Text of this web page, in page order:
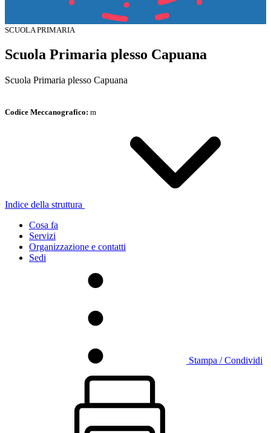
SCUOLA PRIMARIA
Scuola Primaria plesso Capuana
Scuola Primaria plesso Capuana
Codice Meccanografico: m
Indice della struttura
Cosa fa
Servizi
Organizzazione e contatti
Sedi
Stampa / Condividi